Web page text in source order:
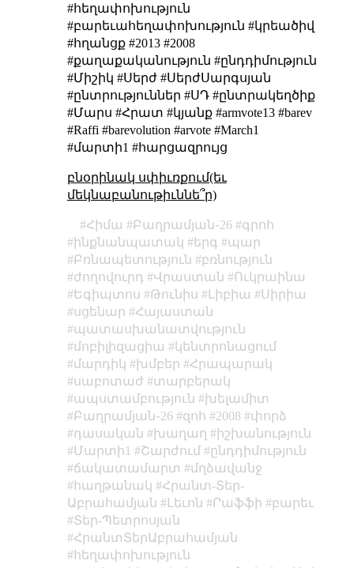
#հեղափոխություն
#բարեւահեղափոխություն #կրեածիվ
#հղանցք #2013 #2008
#քաղաքականություն #ընդդիմություն
#Միշիկ #Սերժ #ՍերժՍարգսյան
#ընտրություններ #ՍԴ #ընտրակեղծիք
#Մարս #Հրատ #կյանք #armvote13 #barev
#Raffi #barevolution #arvote #March1
#մարտի1 #հարցազրույց
բնօրինակ սփիւռքում(եւ
մեկնաբանութիւննե՞ր)
Հիմա Բաղրամյան֊26
գրոհ
ինքնանպատակ
երգ
պար
Բռնապետություն
բռնություն
ժողովուրդ
Վրաստան
Ուկրաինա
Եգիպտոս
Թունիս Լիբիա
Սիրիա
սցենար
Հայաստան
պատասխանատվություն
մոբիլիզացիա
կենտրոնացում
մարդիկ
խմբեր
Հրապարակ
սաբոտաժ
տարբերակ
ապստամբություն
խելամիտ
Բաղրամյան֊26
զոհ 2008
փորձ
դասական
խաղաղ
իշխանություն
Մարտի1
Շարժում
ընդդիմություն
ճակատամարտ
մղձավանջ
հաղթանակ
Հրանտ-Տեր-
Աբրահամյան
Լեւոն Րաֆֆի
բարեւ
Տեր-Պետրոսյան
ՀրանտՏերԱբրահամյան
հեղափոխություն